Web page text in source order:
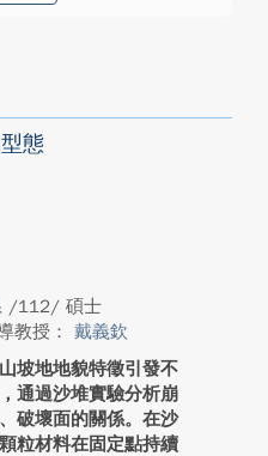
態
/112/ 碩士
教授： 戴義欽
坡地地貌特徵引發不
通過沙堆實驗分析崩
破壞面的關係。在沙
粒材料在固定點持續